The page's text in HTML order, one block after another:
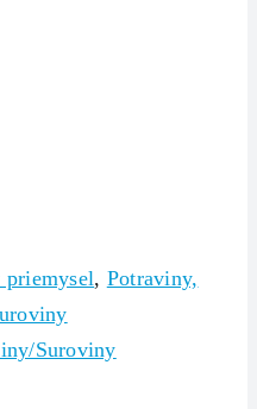
priemysel, Potraviny,
Suroviny